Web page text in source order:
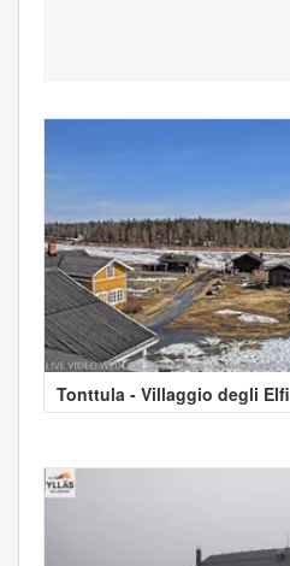
Tonttula - Villaggio degli Elfi